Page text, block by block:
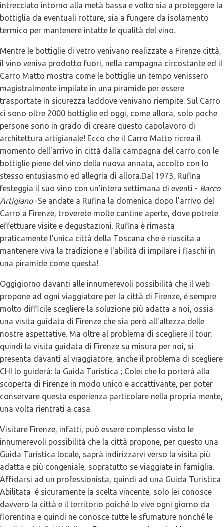
intrecciato intorno alla metà bassa e volto sia a proteggere la
bottiglia da eventuali rotture, sia a fungere da isolamento
termico per mantenere intatte le qualità del vino.
Mentre le bottiglie di vetro venivano realizzate a Firenze città,
il vino veniva prodotto fuori, nella campagna circostante ed il
Carro Matto mostra come le bottiglie un tempo venissero
magistralmente impilate in una piramide per essere
trasportate in sicurezza laddove venivano riempite. Sul Carro
ci sono oltre 2000 bottiglie ed oggi, come allora, solo poche
persone sono in grado di creare questo capolavoro di
architettura artigianale! Ecco che il Carro Matto ricrea il
momento dell'arrivo in città dalla campagna del carro con le
bottiglie piene del vino della nuova annata, accolto con lo
stesso entusiasmo ed allegria di allora.Dal 1973, Rufina
festeggia il suo vino con un'intera settimana di eventi - Bacco
Artigiano-Se andate a Rufina la domenica dopo l'arrivo del
Carro a Firenze, troverete molte cantine aperte, dove potrete
effettuare visite e degustazioni. Rufina è rimasta
praticamente l'unica città della Toscana che è riuscita a
mantenere viva la tradizione e l'abilità di impilare i fiaschi in
una piramide come questa!
Oggigiorno davanti alle innumerevoli possibilità che il web
propone ad ogni viaggiatore per la città di Firenze, é sempre
molto difficile scegliere la soluzione più adatta a noi, ossia
una visita guidata di Firenze che sia però all'altezza delle
nostre aspettative. Ma oltre al problema di scegliere il tour,
quindi la visita guidata di Firenze su misura per noi, si
presenta davanti al viaggiatore, anche il problema di scegliere
CHI lo guiderà: la Guida Turistica ; Colei che lo porterà alla
scoperta di Firenze in modo unico e accattivante, per poter
conservare questa esperienza particolare nella propria mente,
una volta rientrati a casa.
Visitare Firenze, infatti, può essere complesso visto le
innumerevoli possibilità che la città propone, per questo una
Guida Turistica locale, saprà indirizzarvi verso la visita più
adatta e più congeniale, sopratutto se viaggiate in famiglia.
Affidarsi ad un professionista, quindi ad una Guida Turistica
Abilitata é sicuramente la scelta vincente, solo lei conosce
davvero la città e il territorio poiché lo vive ogni giorno da
fiorentina e quindi ne conosce tutte le sfumature nonché le